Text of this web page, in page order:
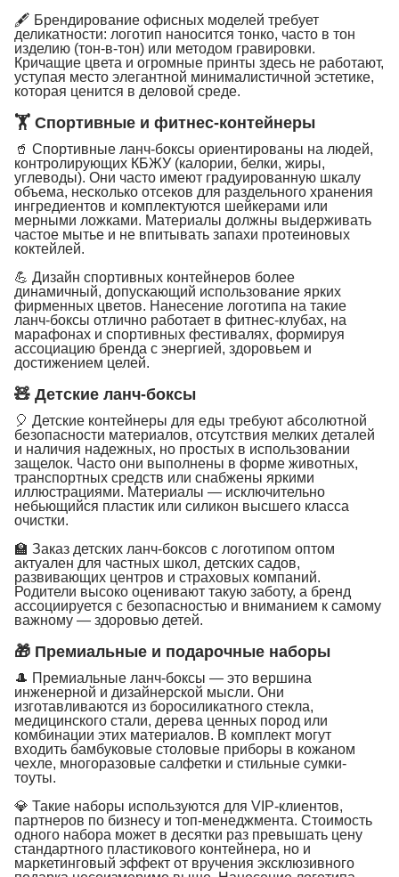
🖋 Брендирование офисных моделей требует
деликатности: логотип наносится тонко, часто в тон
изделию (тон-в-тон) или методом гравировки.
Кричащие цвета и огромные принты здесь не работают,
уступая место элегантной минималистичной эстетике,
которая ценится в деловой среде.
🏋️ Спортивные и фитнес-контейнеры
🥤 Спортивные ланч-боксы ориентированы на людей,
контролирующих КБЖУ (калории, белки, жиры,
углеводы). Они часто имеют градуированную шкалу
объема, несколько отсеков для раздельного хранения
ингредиентов и комплектуются шейкерами или
мерными ложками. Материалы должны выдерживать
частое мытье и не впитывать запахи протеиновых
коктейлей.
💪 Дизайн спортивных контейнеров более
динамичный, допускающий использование ярких
фирменных цветов. Нанесение логотипа на такие
ланч-боксы отлично работает в фитнес-клубах, на
марафонах и спортивных фестивалях, формируя
ассоциацию бренда с энергией, здоровьем и
достижением целей.
🧸 Детские ланч-боксы
🎈 Детские контейнеры для еды требуют абсолютной
безопасности материалов, отсутствия мелких деталей
и наличия надежных, но простых в использовании
защелок. Часто они выполнены в форме животных,
транспортных средств или снабжены яркими
иллюстрациями. Материалы — исключительно
небьющийся пластик или силикон высшего класса
очистки.
🏫 Заказ детских ланч-боксов с логотипом оптом
актуален для частных школ, детских садов,
развивающих центров и страховых компаний.
Родители высоко оценивают такую заботу, а бренд
ассоциируется с безопасностью и вниманием к самому
важному — здоровью детей.
🎁 Премиальные и подарочные наборы
🎩 Премиальные ланч-боксы — это вершина
инженерной и дизайнерской мысли. Они
изготавливаются из боросиликатного стекла,
медицинского стали, дерева ценных пород или
комбинации этих материалов. В комплект могут
входить бамбуковые столовые приборы в кожаном
чехле, многоразовые салфетки и стильные сумки-
тоуты.
💎 Такие наборы используются для VIP-клиентов,
партнеров по бизнесу и топ-менеджмента. Стоимость
одного набора может в десятки раз превышать цену
стандартного пластикового контейнера, но и
маркетинговый эффект от вручения эксклюзивного